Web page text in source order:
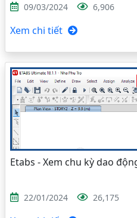
09/03/2024 6,906
Xem chi tiết
Etabs - Xem chu kỳ dao
22/01/2024 26,175